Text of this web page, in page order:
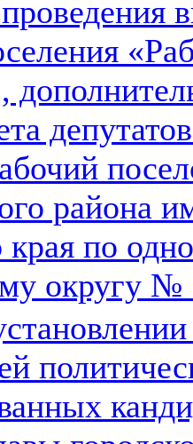
района
края по
округу №